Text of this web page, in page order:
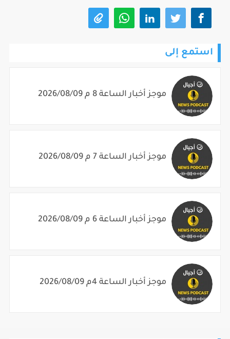
استمع إلى
موجز أخبار الساعة 8 م 2026/08/09
موجز أخبار الساعة 7 م 2026/08/09
موجز أخبار الساعة 6 م 2026/08/09
موجز أخبار الساعة 4م 2026/08/09